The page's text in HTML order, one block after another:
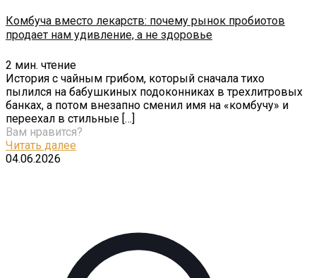
Комбуча вместо лекарств: почему рынок пробиотов
продает нам удивление, а не здоровье
2 мин. чтение
История с чайным грибом, который сначала тихо
пылился на бабушкиных подоконниках в трехлитровых
банках, а потом внезапно сменил имя на «комбучу» и
переехал в стильные […]
Вам нравится?
Читать далее
04.06.2026